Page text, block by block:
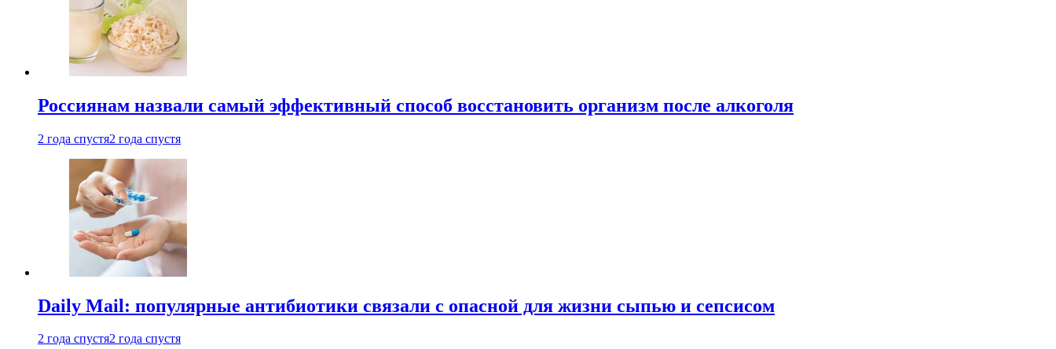
Россиянам назвали самый эффективный способ восстановить организм после алкоголя
2 года спустя2 года спустя
Daily Mail: популярные антибиотики связали с опасной для жизни сыпью и сепсисом
2 года спустя2 года спустя